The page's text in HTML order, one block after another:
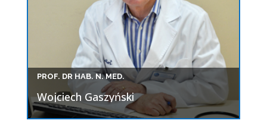
PROF. DR HAB. N. MED.
Wojciech Gaszyński